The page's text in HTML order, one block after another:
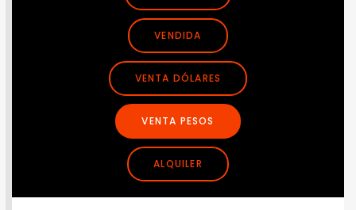
VENDIDA
VENTA DÓLARES
VENTA PESOS
ALQUILER